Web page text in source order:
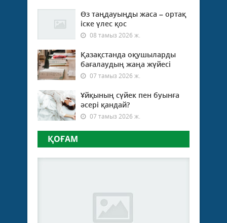
Өз таңдауыңды жаса – ортақ
іске үлес қос
08 тамыз 2026 ж.
Қазақстанда оқушыларды
бағалаудың жаңа жүйесі
07 тамыз 2026 ж.
Ұйқының сүйек пен буынға
әсері қандай?
07 тамыз 2026 ж.
ҚОҒАМ